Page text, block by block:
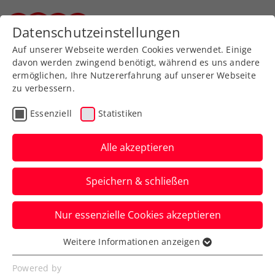
Zurück zur Newsübersicht
Turniere
Erste Bank Open:
Erler/Miedler mit starker
Vorstellung ins Halbfinale
Österreichs Spitzendoppel setzt sich im
Viertelfinale des ATP-500-Heimturniers in
Wien klar durch.
Verfasst von: Manuel Wachta, 25.10.2024
Datenschutzeinstellungen
Auf unserer Webseite werden Cookies verwendet. Einige
davon werden zwingend benötigt, während es uns andere
ermöglichen, Ihre Nutzererfahrung auf unserer Webseite
zu verbessern.
Essenziell Statistiken
Alle akzeptieren
Speichern & schließen
Nur essenzielle Cookies akzeptieren
Essenziell
Essenzielle Cookies werden für grundlegende
Weitere Informationen anzeigen
Powered by